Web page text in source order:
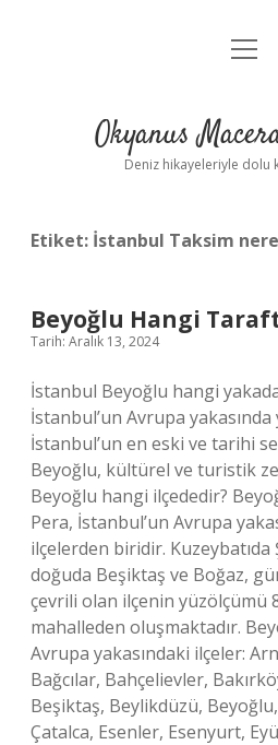
Anasayfa
Yasal
Okyanus
Deniz hikayeleriyle dolu
Etiket: İstanbul Taksim
Beyoğlu Hangi
Tarih: Aralık 13, 2024
İstanbul Beyoğlu hangi
İstanbul’un Avrupa yakasında
İstanbul’un en eski ve tarihi
Beyoğlu, kültürel ve turistik
Beyoğlu hangi ilçededir?
Pera, İstanbul’un Avrupa
ilçelerden biridir. Kuzeybatıda
doğuda Beşiktaş ve Boğaz,
çevrili olan ilçenin yüzölçümü
mahalleden oluşmaktadır.
Avrupa yakasındaki ilçeler:
Bağcılar, Bahçelievler,
Beşiktaş, Beylikdüzü,
Çatalca, Esenler, Esenyurt,